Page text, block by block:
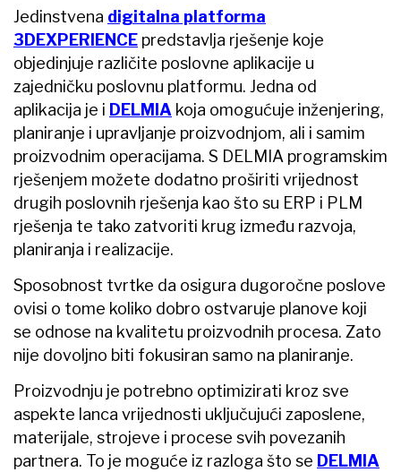
Jedinstvena digitalna platforma
3DEXPERIENCE predstavlja rješenje koje
objedinjuje različite poslovne aplikacije u
zajedničku poslovnu platformu. Jedna od
aplikacija je i DELMIA koja omogućuje inženjering,
planiranje i upravljanje proizvodnjom, ali i samim
proizvodnim operacijama. S DELMIA programskim
rješenjem možete dodatno proširiti vrijednost
drugih poslovnih rješenja kao što su ERP i PLM
rješenja te tako zatvoriti krug između razvoja,
planiranja i realizacije.
Sposobnost tvrtke da osigura dugoročne poslove
ovisi o tome koliko dobro ostvaruje planove koji
se odnose na kvalitetu proizvodnih procesa. Zato
nije dovoljno biti fokusiran samo na planiranje.
Proizvodnju je potrebno optimizirati kroz sve
aspekte lanca vrijednosti uključujući zaposlene,
materijale, strojeve i procese svih povezanih
partnera. To je moguće iz razloga što se DELMIA